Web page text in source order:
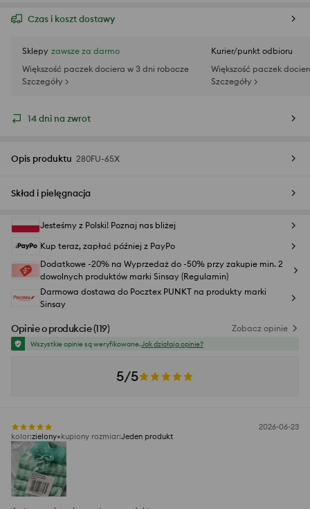
Czas i koszt dostawy
Sklepy zawsze za darmo
Większość paczek dociera w 3 dni robocze
Szczegóły >
Kurier/punkt odbioru
Większość paczek
Szczegóły >
14 dni na zwrot
Opis produktu 280FU-65X
Skład i pielęgnacja
Jesteśmy z Polski! Poznaj nas bliżej
Kup teraz, zapłać później z PayPo
Dodatkowe -20% na Wyprzedaż do -50% przy zakupie min. 2
dowolnych produktów marki Sinsay (Regulamin)
Darmowa dostawa do Pocztex PUNKT na produkty marki
Sinsay
Opinie o produkcie(119) Zobacz opinie
Wszystkie opinie są weryfikowane.Jak działają opinie?
5/5
2026-06-23
kolor:zielony kupiony rozmiar:Jeden produkt